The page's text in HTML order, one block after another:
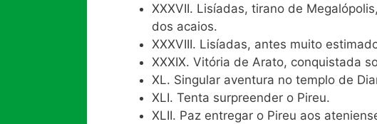
XXXVII. Lisíadas, tirano de
dos acaios.
XXXVIII. Lisíadas, antes muito
XXXIX. Vitória de Arato, conquistada
XL. Singular aventura no templo de
XLI. Tenta surpreender o Pireu.
XLII. Paz entregar o Pireu aos